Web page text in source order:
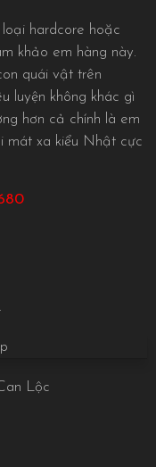
loại hardcore hoặc
khảo em hàng này.
quái vật trên
luyện không khác gì
hơn cả chính là em
mát xa kiểu Nhật cực
Lộc